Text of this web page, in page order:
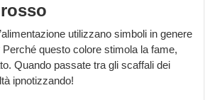
utilizzano simboli in genere
Perché questo colore stimola la fame,
Quando passate tra gli scaffali dei
ipnotizzando!